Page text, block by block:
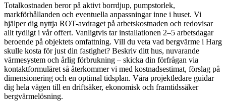
Totalkostnaden beror på aktivt borrdjup, pumpstorlek,
markförhållanden och eventuella anpassningar inne i huset. Vi
hjälper dig nyttja ROT-avdraget på arbetskostnaden och redovisar
allt tydligt i vår offert. Vanligtvis tar installationen 2–5 arbetsdagar
beroende på objektets omfattning. Vill du veta vad bergvärme i Harg
skulle kosta för just din fastighet? Beskriv ditt hus, nuvarande
värmesystem och årlig förbrukning – skicka din förfrågan via
kontaktformuläret så återkommer vi med kostnadsestimat, förslag på
dimensionering och en optimal tidsplan. Våra projektledare guidar
dig hela vägen till en driftsäker, ekonomisk och framtidssäker
bergvärmelösning.